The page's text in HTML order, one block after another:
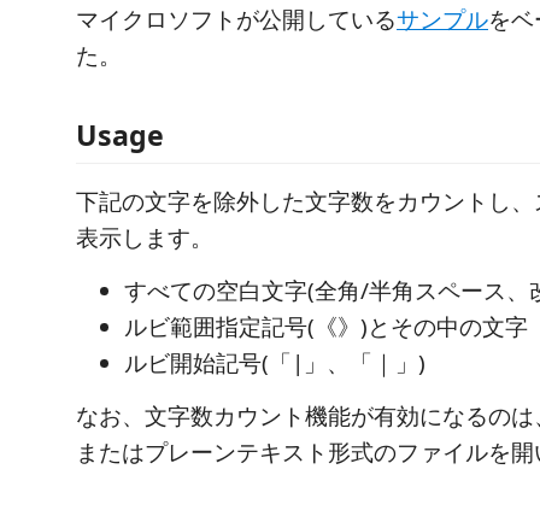
マイクロソフトが公開しているサンプルを
た。
Usage
下記の文字を除外した文字数をカウントし
表示します。
すべての空白文字(全角/半角スペース、
ルビ範囲指定記号(《》)とその中の文字
ルビ開始記号(「|」、「｜」)
なお、文字数カウント機能が有効になるの
またはプレーンテキスト形式のファイルを